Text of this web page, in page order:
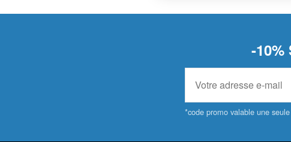
-10%
*code promo valable une